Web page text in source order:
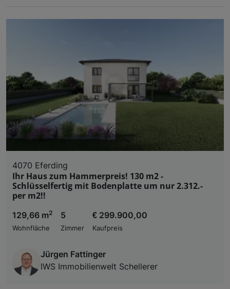
4070 Eferding
Ihr Haus zum Hammerpreis! 130 m2 -
Schlüsselfertig mit Bodenplatte um nur 2.312.-
per m2!!
129,66 m2
Wohnfläche
5
Zimmer
€ 299.900,00
Kaufpreis
Jürgen Fattinger
IWS Immobilienwelt Schellerer